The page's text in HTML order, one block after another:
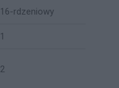
16-rdzeniowy
1
2